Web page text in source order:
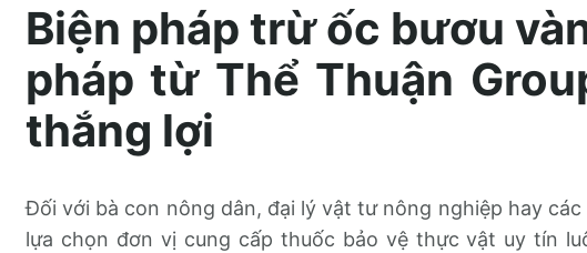
Biện pháp trừ ốc bươu
pháp từ Thể Thuận
thắng lợi
Đối với bà con nông dân, đại lý vật tư nông nghiệp hay
lựa chọn đơn vị cung cấp thuốc bảo vệ thực vật uy tín